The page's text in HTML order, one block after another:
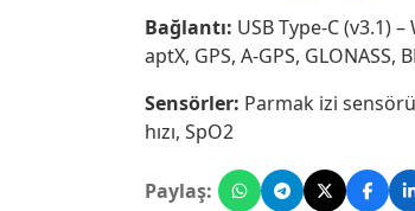
Bağlantı: USB Type-C (v3.1)
aptX, GPS, A-GPS, GLONASS,
Sensörler: Parmak izi
hızı, SpO2
Paylaş: